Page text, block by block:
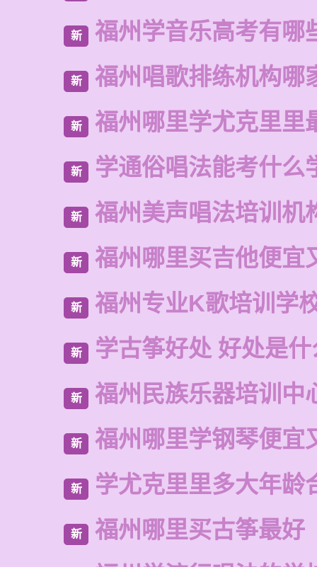
新 福州学音乐高考有哪
新 福州唱歌排练机构哪
新 福州哪里学尤克里里
新 学通俗唱法能考什么
新 福州美声唱法培训机
新 福州哪里买吉他便宜
新 福州专业K歌培训学
新 学古筝好处 好处是什
新 福州民族乐器培训中
新 福州哪里学钢琴便宜
新 学尤克里里多大年龄
新
福州哪里买古筝最好